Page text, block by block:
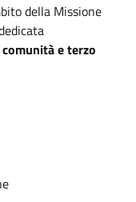
della Missione
e terzo